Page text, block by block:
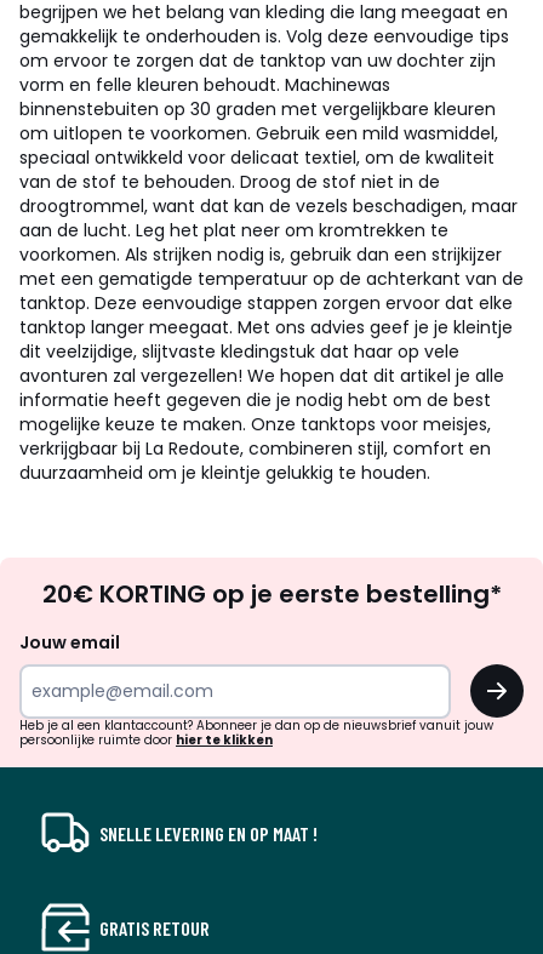
begrijpen we het belang van kleding die lang meegaat en
gemakkelijk te onderhouden is. Volg deze eenvoudige tips
om ervoor te zorgen dat de tanktop van uw dochter zijn
vorm en felle kleuren behoudt. Machinewas
binnenstebuiten op 30 graden met vergelijkbare kleuren
om uitlopen te voorkomen. Gebruik een mild wasmiddel,
speciaal ontwikkeld voor delicaat textiel, om de kwaliteit
van de stof te behouden. Droog de stof niet in de
droogtrommel, want dat kan de vezels beschadigen, maar
aan de lucht. Leg het plat neer om kromtrekken te
voorkomen. Als strijken nodig is, gebruik dan een strijkijzer
met een gematigde temperatuur op de achterkant van de
tanktop. Deze eenvoudige stappen zorgen ervoor dat elke
tanktop langer meegaat. Met ons advies geef je je kleintje
dit veelzijdige, slijtvaste kledingstuk dat haar op vele
avonturen zal vergezellen! We hopen dat dit artikel je alle
informatie heeft gegeven die je nodig hebt om de best
mogelijke keuze te maken. Onze tanktops voor meisjes,
verkrijgbaar bij La Redoute, combineren stijl, comfort en
duurzaamheid om je kleintje gelukkig te houden.
zoek
inspiratie
verrassingen?
20€ KORTING op je eerste bestelling*
Jouw email
OK
Heb je al een klantaccount? Abonneer je dan op de nieuwsbrief vanuit jouw
persoonlijke ruimte door hier te klikken
SNELLE LEVERING EN OP MAAT !
GRATIS RETOUR